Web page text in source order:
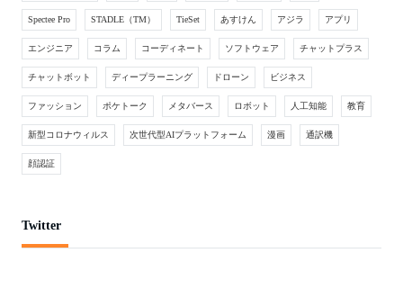
Spectee Pro STADLE（TM） TieSet あすけん アジラ アプリ
エンジニア コラム コーディネート ソフトウェア チャットプラス
チャットボット ディープラーニング ドローン ビジネス
ファッション ポケトーク メタバース ロボット 人工知能 教育
新型コロナウィルス 次世代型AIプラットフォーム 漫画 通訳機
顔認証
Twitter